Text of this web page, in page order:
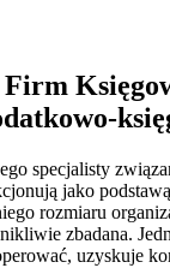
specjalisty
jako
rozmiaru
zbadana.
uzyskuje